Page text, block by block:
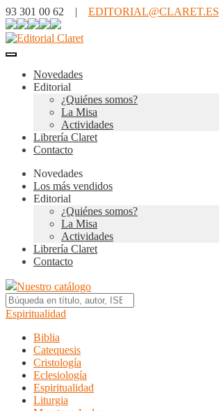
93 301 00 62 | EDITORIAL@CLARET.ES
Novedades
Editorial
¿Quiénes somos?
La Misa
Actividades
Librería Claret
Contacto
Novedades
Los más vendidos
Editorial
¿Quiénes somos?
La Misa
Actividades
Librería Claret
Contacto
Nuestro catálogo
Espiritualidad
Biblia
Catequesis
Cristología
Eclesiología
Espiritualidad
Liturgia